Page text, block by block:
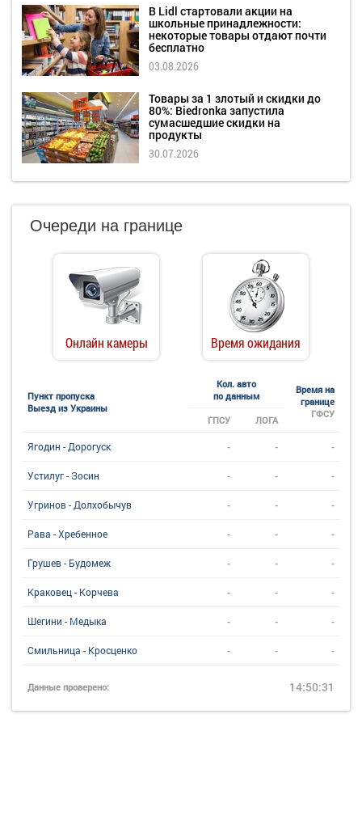
В Lidl стартовали акции на
школьные принадлежности:
некоторые товары отдают почти
бесплатно
03.08.2026
Товары за 1 злотый и скидки до
80%: Biedronka запустила
сумасшедшие скидки на
продукты
30.07.2026
Очереди на границе
Онлайн камеры Время ожидания
Пункт пропуска
Выезд из Украины
Кол. авто
по данным
Время на
границе
ГФСУ
ГПСУ ЛОГА
Ягодин - Дорогуск - - -
Устилуг - Зосин - - -
Угринов - Долхобычув - - -
Рава - Хребенное - - -
Грушев - Будомеж - - -
Краковец - Корчева - - -
Шегини - Медыка - - -
Смильница - Кросценко - - -
Данные проверено: 14:50:31